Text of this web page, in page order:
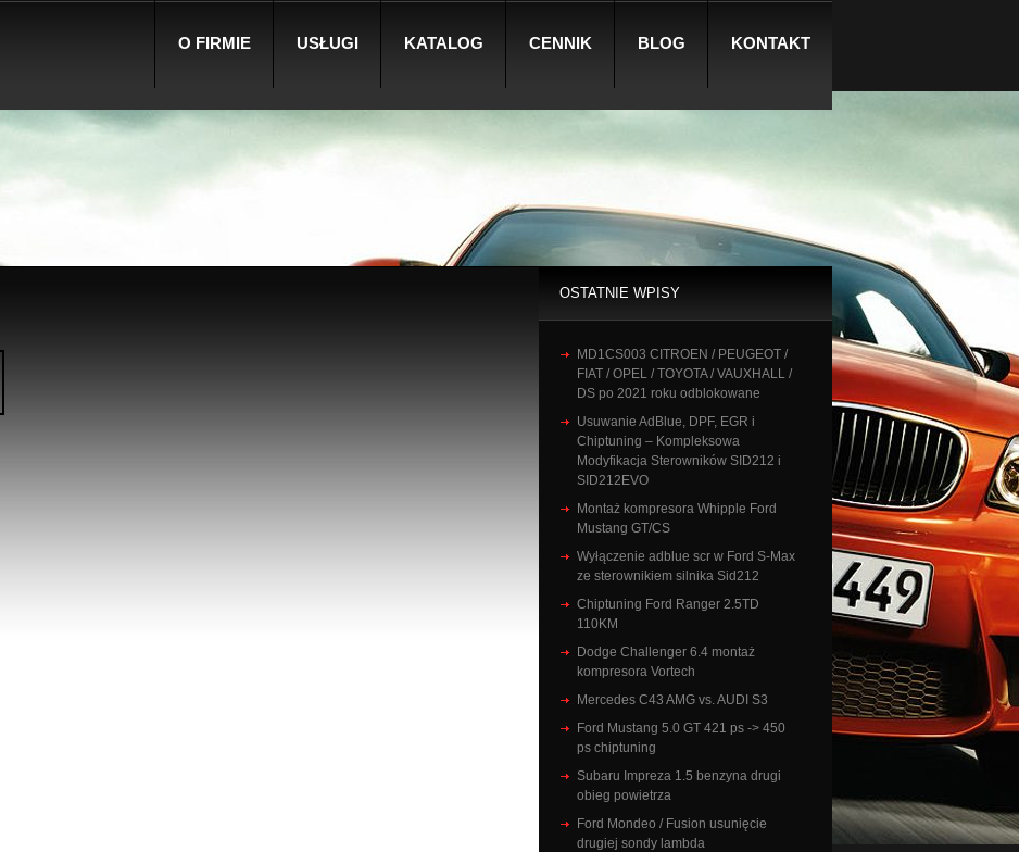
O FIRMIE USŁUGI KATALOG CENNIK BLOG KONTAKT
OSTATNIE WPISY
MD1CS003 CITROEN / PEUGEOT /
FIAT / OPEL / TOYOTA / VAUXHALL /
DS po 2021 roku odblokowane
Usuwanie AdBlue, DPF, EGR i
Chiptuning – Kompleksowa
Modyfikacja Sterowników SID212 i
SID212EVO
Montaż kompresora Whipple Ford
Mustang GT/CS
Wyłączenie adblue scr w Ford S-Max
ze sterownikiem silnika Sid212
Chiptuning Ford Ranger 2.5TD
110KM
Dodge Challenger 6.4 montaż
kompresora Vortech
Mercedes C43 AMG vs. AUDI S3
Ford Mustang 5.0 GT 421 ps -> 450
ps chiptuning
Subaru Impreza 1.5 benzyna drugi
obieg powietrza
Ford Mondeo / Fusion usunięcie
drugiej sondy lambda